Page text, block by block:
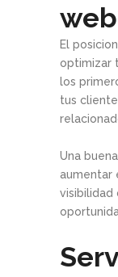
El
optimizar
los
tus
Una
aumentar
visibilidad